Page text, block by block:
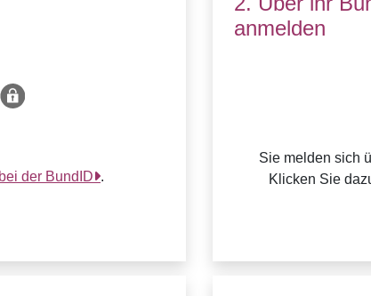
der BundID .
anmelden
Sie melden sich
Klicken Sie